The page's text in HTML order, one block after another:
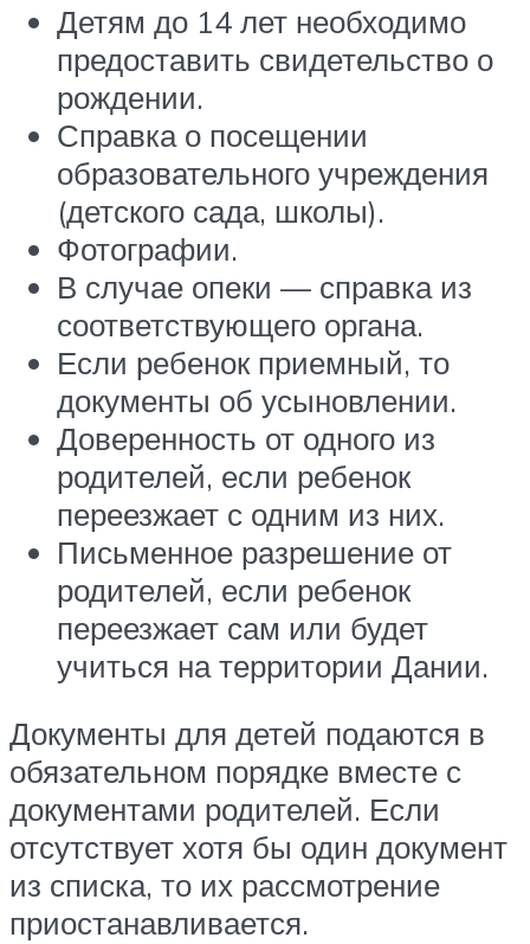
Детям до 14 лет необходимо
предоставить свидетельство о
рождении.
Справка о посещении
образовательного учреждения
(детского сада, школы).
Фотографии.
В случае опеки — справка из
соответствующего органа.
Если ребенок приемный, то
документы об усыновлении.
Доверенность от одного из
родителей, если ребенок
переезжает с одним из них.
Письменное разрешение от
родителей, если ребенок
переезжает сам или будет
учиться на территории Дании.
Документы для детей подаются в
обязательном порядке вместе с
документами родителей. Если
отсутствует хотя бы один документ
из списка, то их рассмотрение
приостанавливается.